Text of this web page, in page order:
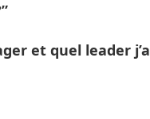
et quel leader